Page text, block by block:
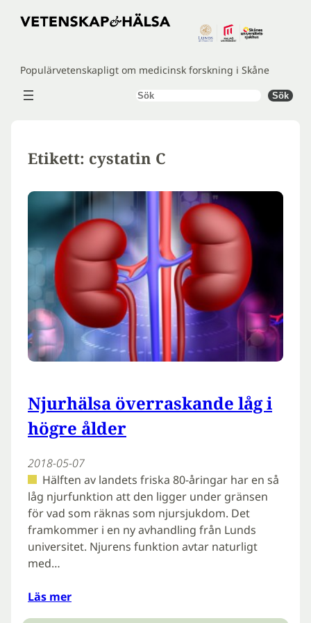
Hoppa
Populärvetenskapligt om medicinsk forskning i Skåne
Sök Sök
Etikett: cystatin C
Njurhälsa överraskande låg i
högre ålder
2018-05-07
Hälften av landets friska 80-åringar har en så
låg njurfunktion att den ligger under gränsen
för vad som räknas som njursjukdom. Det
framkommer i en ny avhandling från Lunds
universitet. Njurens funktion avtar naturligt
med…
Läs mer